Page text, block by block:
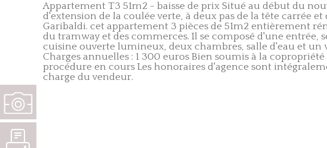
Appartement T3 51m2 - baisse de prix Situé au début du
d'extension de la coulée verte, à deux pas de la tête carrée et
Garibaldi. cet appartement 3 pièces de 51m2 entièrement
du tramway et des commerces. Il se composé d'une entrée,
cuisine ouverte lumineux, deux chambres, salle d'eau et un
Charges annuelles : 1 300 euros Bien soumis à la copropriété
procédure en cours Les honoraires d'agence sont
charge du vendeur.